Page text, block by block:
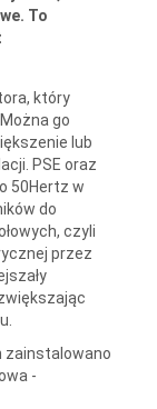
To
który
go
lub
PSE oraz
50Hertz w
do
czyli
przez
zainstalowano
-